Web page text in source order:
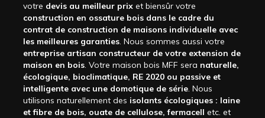
votre devis au meilleur prix et biensûr votre
construction en ossature bois dans le cadre du
contrat de construction de maisons individuelle avec
les meilleures garanties. Nous sommes aussi votre
entreprise artisan constructeur de votre extension de
maison en bois. Votre maison bois MFF sera naturelle,
écologique, bioclimatique, RE 2020 ou passive et
intelligente avec une domotique de série. Nous
utilisons naturellement des isolants écologiques : laine
et fibre de bois, ouate de cellulose, fermacell etc. et